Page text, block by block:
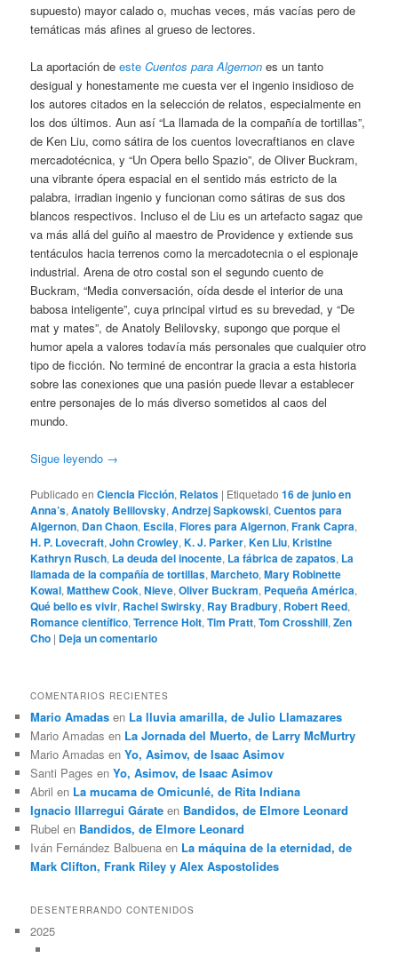
supuesto) mayor calado o, muchas veces, más vacías pero de
temáticas más afines al grueso de lectores.
La aportación deesteCuentos para Algernon es un tanto
desigual y honestamente me cuesta ver el ingenio insidioso de
los autores citados en la selección de relatos, especialmente en
los dos últimos. Aun así “La llamada de la compañía de tortillas”,
de Ken Liu, como sátira de los cuentos lovecraftianos en clave
mercadotécnica, y “Un Opera bello Spazio”, de Oliver Buckram,
una vibrante ópera espacial en el sentido más estricto de la
palabra, irradian ingenio y funcionan como sátiras de sus dos
blancos respectivos. Incluso el de Liu es un artefacto sagaz que
va más allá del guiño al maestro de Providence y extiende sus
tentáculos hacia terrenos como la mercadotecnia o el espionaje
industrial. Arena de otro costal son el segundo cuento de
Buckram, “Media conversación, oída desde el interior de una
babosa inteligente”, cuya principal virtud es su brevedad, y “De
mat y mates”, de Anatoly Belilovsky, supongo que porque el
humor apela a valores todavía más personales que cualquier otro
tipo de ficción. No terminé de encontrar la gracia a esta historia
sobre las conexiones que una pasión puede llevar a establecer
entre personajes de lo más diverso sometidos al caos del
mundo.
Sigue leyendo →
Publicado en Ciencia Ficción, Relatos | Etiquetado 16 de junio en
Anna’s,Anatoly Belilovsky,Andrzej Sapkowski,Cuentos para
Algernon, Dan Chaon, Escila,Flores para Algernon,Frank Capra,
H. P. Lovecraft,John Crowley,K. J. Parker,Ken Liu,Kristine
Kathryn Rusch, La deuda del inocente, La fábrica de zapatos, La
llamada de la compañía de tortillas,Marcheto,Mary Robinette
Kowal,Matthew Cook,Nieve,Oliver Buckram, Pequeña América,
Qué bello es vivir, Rachel Swirsky, Ray Bradbury, Robert Reed,
Romance científico,Terrence Holt,Tim Pratt,Tom Crosshill,Zen
Cho | Deja un comentario
COMENTARIOS RECIENTES
Mario Amadas en La lluvia amarilla, de Julio Llamazares
Mario Amadas en La Jornada del Muerto, de Larry McMurtry
Mario Amadas enYo, Asimov, de Isaac Asimov
Santi Pages enYo, Asimov, de Isaac Asimov
Abril en La mucama de Omicunlé, de Rita Indiana
Ignacio Illarregui Gárate en Bandidos, de Elmore Leonard
Rubel en Bandidos, de Elmore Leonard
Iván Fernández Balbuena en La máquina de la eternidad, de
Mark Clifton, Frank Riley y Alex Aspostolides
DESENTERRANDO CONTENIDOS
2025